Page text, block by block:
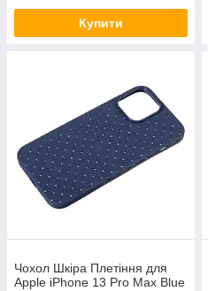
Купити
Чохол Шкіра Плетіння для
Apple iPhone 13 Pro Max Blue